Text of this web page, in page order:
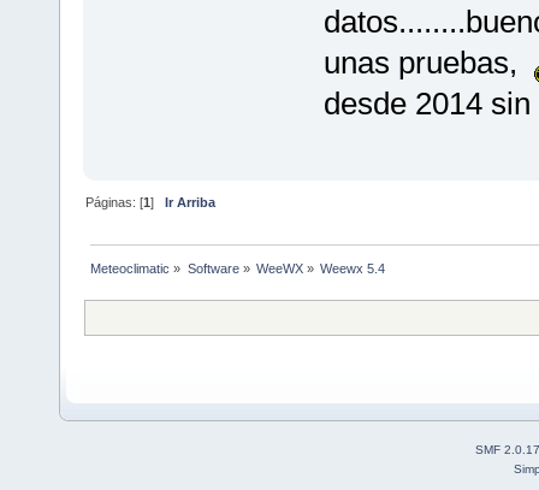
unas pruebas,
desde 2014
Páginas: [1] Ir Arriba
Meteoclimatic » Software» WeeWX» Weewx 5.4
SMF 2.0.17